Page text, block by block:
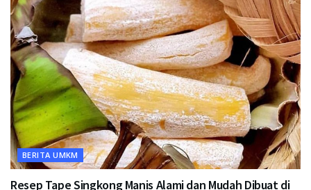
BERITA UMKM
Resep Tape Singkong Manis Alami dan Mudah Dibuat di